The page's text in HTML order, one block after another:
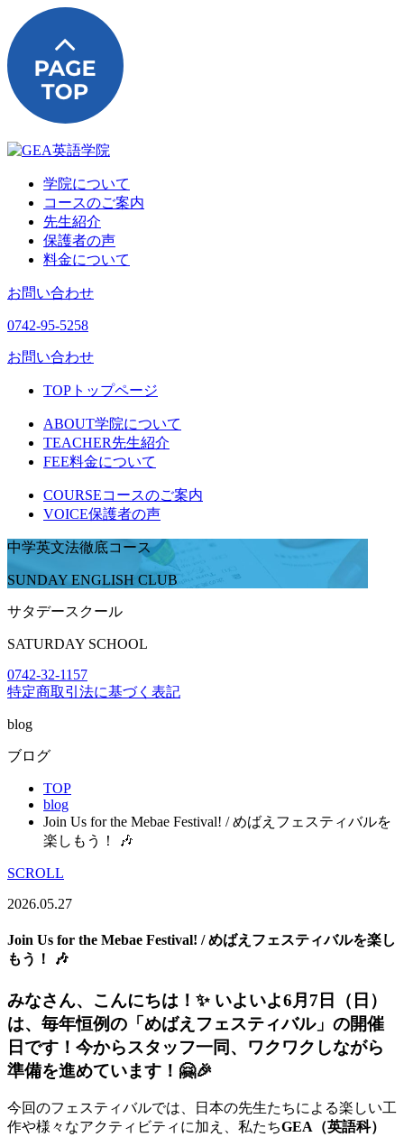
学院について
コースのご案内
先生紹介
保護者の声
料金について
お問い合わせ
0742-95-5258
お問い合わせ
TOP トップページ
ABOUT学院について
TEACHER先生紹介
FEE料金について
COURSEコースのご案内
VOICE保護者の声
中学英文法徹底コース
SUNDAY ENGLISH CLUB
サタデースクール
SATURDAY SCHOOL
0742-32-1157
特定商取引法に基づく表記
blog
ブログ
TOP
blog
Join Us for the Mebae Festival! / めばえフェスティバルを
楽しもう！ 🎶
SCROLL
2026.05.27
Join Us for the Mebae Festival! / めばえフェスティバルを楽し
もう！ 🎶
みなさん、こんにちは！✨ いよいよ6月7日（日）
は、毎年恒例の「めばえフェスティバル」の開催
日です！今からスタッフ一同、ワクワクしながら
準備を進めています！🤗🎉
今回のフェスティバルでは、日本の先生たちによる楽しい工
作や様々なアクティビティに加え、私たちGEA（英語科）